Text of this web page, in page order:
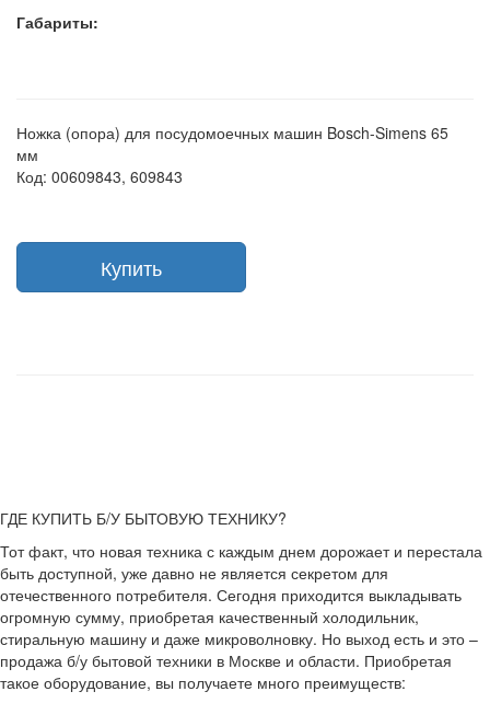
Габариты:
Ножка (опора) для посудомоечных машин Bosch-Simens 65
мм
Код: 00609843, 609843
ГДЕ КУПИТЬ Б/У БЫТОВУЮ ТЕХНИКУ?
Тот факт, что новая техника с каждым днем дорожает и перестала
быть доступной, уже давно не является секретом для
отечественного потребителя. Сегодня приходится выкладывать
огромную сумму, приобретая качественный холодильник,
стиральную машину и даже микроволновку. Но выход есть и это –
продажа б/у бытовой техники в Москве и области. Приобретая
такое оборудование, вы получаете много преимуществ: